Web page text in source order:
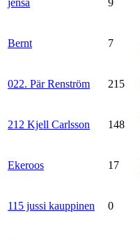
Bernt 7
022. Pär Renström 215
212 Kjell Carlsson 148
Ekeroos 17
115 jussi kauppinen 0